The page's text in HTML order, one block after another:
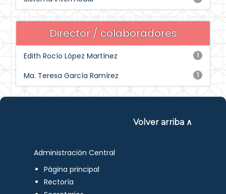
Director / colaboradores
1
Edith Rocío López Martínez
1
Ma. Teresa García Ramírez
Volver arriba ∧
Administración Central
Página principal
Rectoría